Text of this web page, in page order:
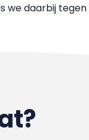
we daarbij